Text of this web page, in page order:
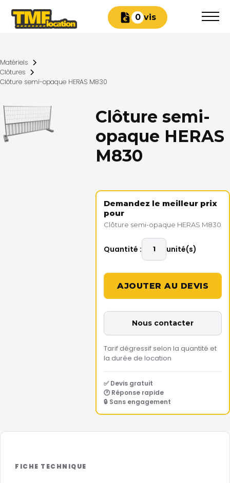
Devis
0
Matériels
Clôtures
Clôture semi-opaque HERAS M830
Clôture semi-
opaque HERAS
M830
Demandez le meilleur prix
pour
Clôture semi-opaque HERAS M830
Quantité : unité(s)
Nous contacter
Tarif dégressif selon la quantité et
la durée de location
✅ Devis gratuit
🕐 Réponse rapide
🔒 Sans engagement